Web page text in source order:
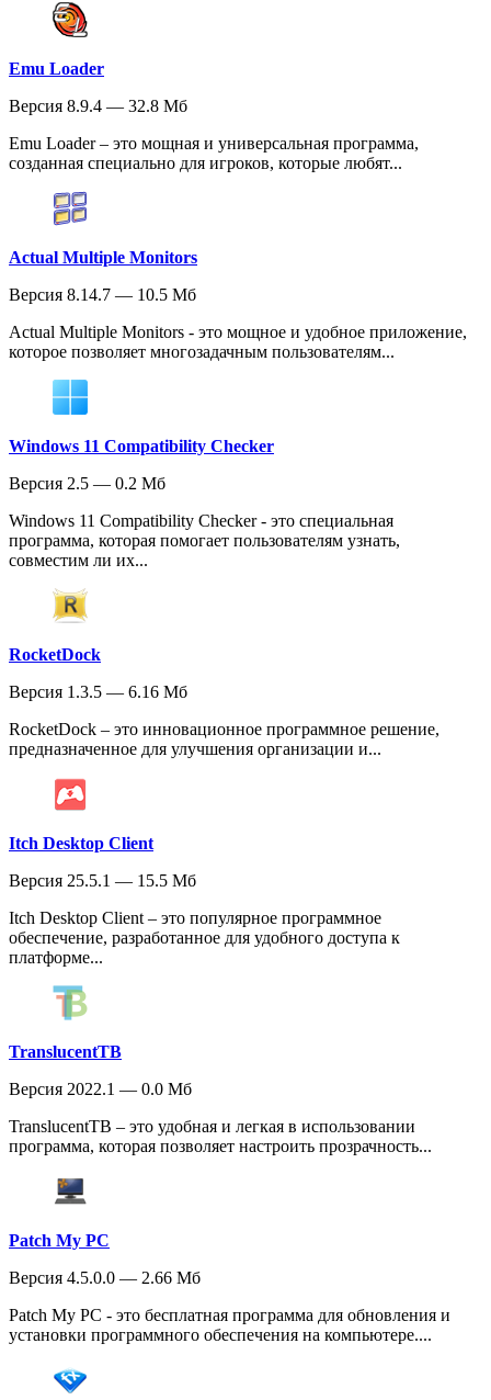
Emu Loader
Версия 8.9.4 — 32.8 Мб
Emu Loader – это мощная и универсальная программа,
созданная специально для игроков, которые любят...
Actual Multiple Monitors
Версия 8.14.7 — 10.5 Мб
Actual Multiple Monitors - это мощное и удобное приложение,
которое позволяет многозадачным пользователям...
Windows 11 Compatibility Checker
Версия 2.5 — 0.2 Мб
Windows 11 Compatibility Checker - это специальная
программа, которая помогает пользователям узнать,
совместим ли их...
RocketDock
Версия 1.3.5 — 6.16 Мб
RocketDock – это инновационное программное решение,
предназначенное для улучшения организации и...
Itch Desktop Client
Версия 25.5.1 — 15.5 Мб
Itch Desktop Client – это популярное программное
обеспечение, разработанное для удобного доступа к
платформе...
TranslucentTB
Версия 2022.1 — 0.0 Мб
TranslucentTB – это удобная и легкая в использовании
программа, которая позволяет настроить прозрачность...
Patch My PC
Версия 4.5.0.0 — 2.66 Мб
Patch My PC - это бесплатная программа для обновления и
установки программного обеспечения на компьютере....